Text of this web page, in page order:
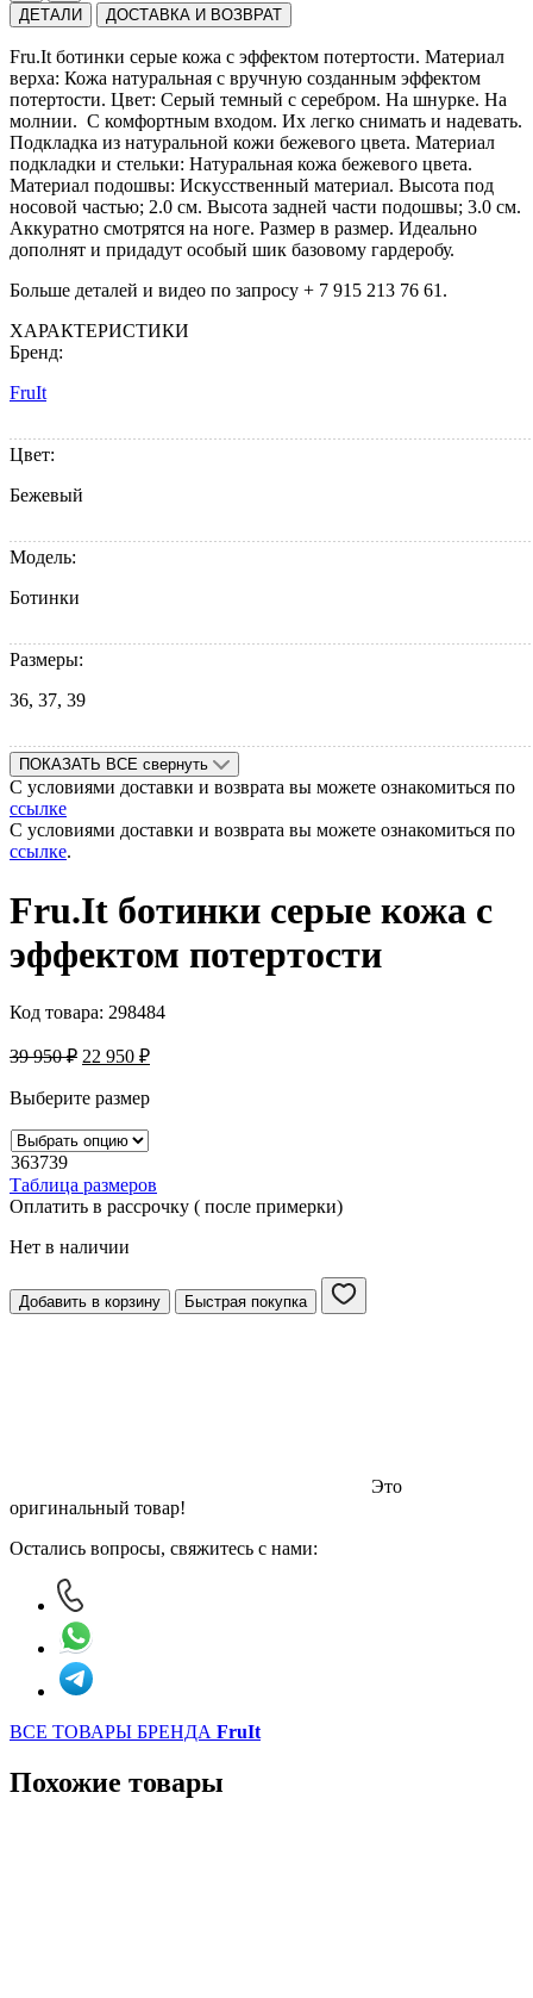
ДЕТАЛИ ДОСТАВКА И ВОЗВРАТ
Fru.It ботинки серые кожа с эффектом потертости. Материал
верха: Кожа натуральная с вручную созданным эффектом
потертости. Цвет: Cерый темный с серебром. На шнурке. На
молнии. C комфортным входом. Их легко снимать и надевать.
Подкладка из натуральной кожи бежевого цвета. Материал
подкладки и стельки: Натуральная кожа бежевого цвета.
Материал подошвы: Искусственный материал. Высота под
носовой частью; 2.0 см. Высота задней части подошвы; 3.0 cм.
Аккуратно смотрятся на ноге. Размер в размер. Идеально
дополнят и придадут особый шик базовому гардеробу.
Больше деталей и видео по запросу + 7 915 213 76 61.
ХАРАКТЕРИСТИКИ
Бренд:
FruIt
Цвет:
Бежевый
Модель:
Ботинки
Размеры:
36, 37, 39
ПОКАЗАТЬ ВСЕ свернуть
С условиями доставки и возврата вы можете ознакомиться по
ссылке
С условиями доставки и возврата вы можете ознакомиться по
ссылке.
Fru.It ботинки серые кожа с
эффектом потертости
Код товара: 298484
39 950₽ 22 950 ₽
Выберите размер
363739
Таблица размеров
Оплатить в рассрочку ( после примерки)
Нет в наличии
Добавить в корзину Быстрая покупка
Это
оригинальный товар!
Остались вопросы, свяжитесь с нами:
ВСЕ ТОВАРЫ БРЕНДА FruIt
Похожие товары